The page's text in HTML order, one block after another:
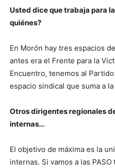
Usted dice que trabaja para
quiénes?
En Morón hay tres espacios
antes era el Frente para la
Encuentro, tenemos al
espacio sindical que suma a la
Otros dirigentes regionales
internas…
El objetivo de máxima es la
internas. Si vamos a las